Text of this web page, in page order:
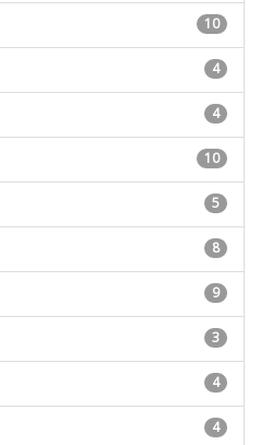
10
4
4
10
5
8
9
3
4
4